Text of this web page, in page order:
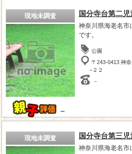
現地未調査
－
国分寺台第二児
神奈川県海老名市
です。
公園
〒243-0413 神
−２２
－
現地未調査 国分寺台第三児
神奈川県海老名市